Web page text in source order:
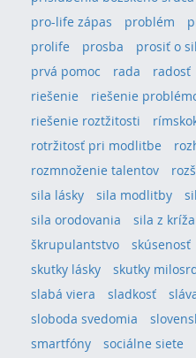
pro-life zápas
problém
prolife
prosba prosiť o
prvá pomoc
rada radosť
riešenie
riešenie
riešenie roztžitosti
rotržitosť pri modlitbe
rozmnoženie talentov
sila lásky
sila modlitby
sila orodovania
sila z kríža
škrupulantstvo
skúsenosť
skutky lásky
skutky
slabá viera
sladkosť
sloboda svedomia
smartfóny
sociálne siete